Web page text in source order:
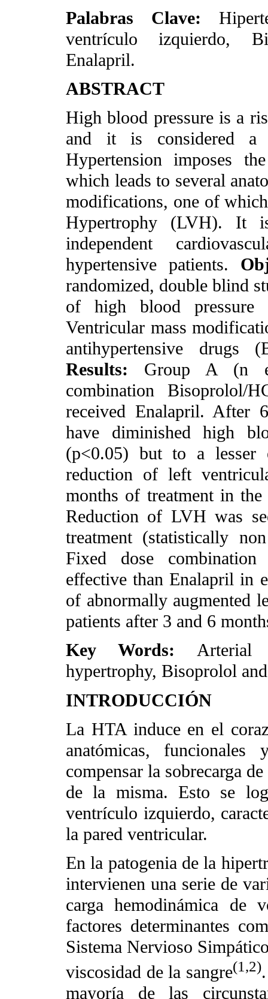
Palabras Clave:
ventrículo izquierdo,
Enalapril.
ABSTRACT
High blood pressure is a
and it is considered a
Hypertension imposes
which leads to several
modifications, one of
Hypertrophy (LVH). It
independent
hypertensive patients.
randomized, double blind
of high blood pressure
Ventricular mass
antihypertensive drugs
Results: Group A (n
combination
received Enalapril. After
have diminished high
(p<0.05) but to a
reduction of left
months of treatment in
Reduction of LVH was
treatment (statistically
Fixed dose
effective than Enalapril in
of abnormally augmented
patients after 3 and 6
Key Words: Arterial
hypertrophy, Bisoprolol
INTRODUCCIÓN
La HTA induce en el
anatómicas,
compensar la sobrecarga
de la misma. Esto se
ventrículo izquierdo,
la pared ventricular.
En la patogenia de la
intervienen una serie de
carga hemodinámica de
factores determinantes
Sistema Nervioso
viscosidad de la sangre(1,2)
mayoría de las